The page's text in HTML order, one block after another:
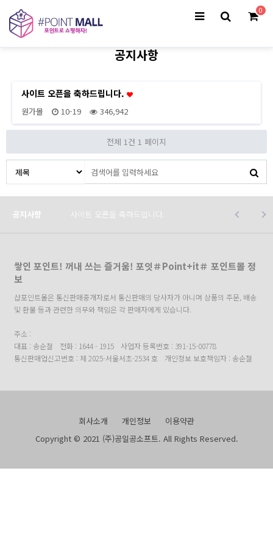
0
공지사항
사이트 오픈을 축하드립니다.
원가몰 10-19 346,942
전체 1건 1 페이지
공지사항 사이트 오픈을 축하드립니다.
쌓인 포인트! 꺼내 쓰는 즐거움! 포잇＃Point+it＃ 포인트몰 정
보
샵포인트몰은 통신판매중개자로서 통신판매의 당사자가 아니며 상품의 주문, 배송
및 환불 등과 관련한 의무와 책임은 각 판매자에게 있습니다.
주소 :
대표 : 송순철
전화 : 1644 - 1915
사업자 등록번호 : 391-15-00778
통신판매업신고번호 : 제 2025-서울서초-2534 호
개인정보 보호책임자 : 송순철
회사소개 개인정보
이용약관
Copyright © 2021 (주)공일공소프트. All Rights Reserved.